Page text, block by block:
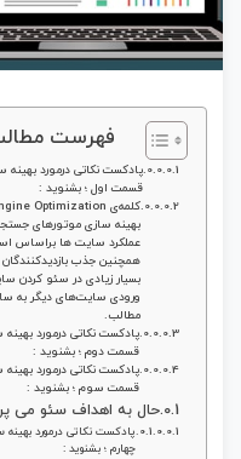
فهرست
قسمت اول ؛ بشنوید :
بهینه سازی موتورهای
عملکرد سایت ها براساس
همچنین جذب
بسیار زیادی در سئو کردن
ورودی سایت‌های دیگر به
مطالب.
قسمت دوم ؛ بشنوید :
قسمت سوم ؛ بشنوید :
حال به اهداف سئو می
چهارم ؛ بشنوید :